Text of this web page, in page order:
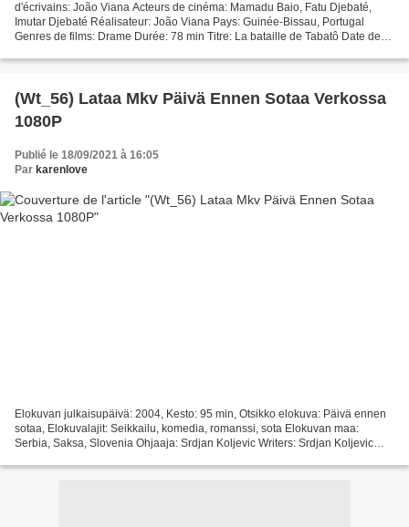
d'écrivains: João Viana Acteurs de cinéma: Mamadu Baio, Fatu Djebaté,
Imutar Djebaté Réalisateur: João Viana Pays: Guinée-Bissau, Portugal
Genres de films: Drame Durée: 78 min Titre: La bataille de Tabatô Date de
(Wt_56) Lataa Mkv Päivä Ennen Sotaa Verkossa
1080P
Publié le 18/09/2021 à 16:05
Par karenlove
Elokuvan julkaisupäivä: 2004, Kesto: 95 min, Otsikko elokuva: Päivä ennen
sotaa, Elokuvalajit: Seikkailu, komedia, romanssi, sota Elokuvan maa:
Serbia, Saksa, Slovenia Ohjaaja: Srdjan Koljevic Writers: Srdjan Koljevic